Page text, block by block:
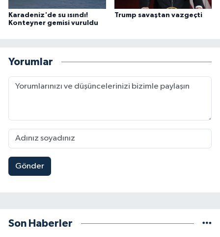
Karadeniz'de su ısındı!
Konteyner gemisi vuruldu
Trump savaştan vazgeçti
Yorumlar
Gönder
Son Haberler